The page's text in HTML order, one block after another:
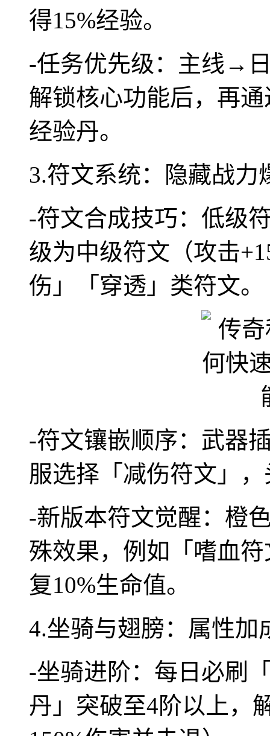
得15%经验。
-任务优先级：主线→
解锁核心功能后，再
经验丹。
3.符文系统：隐藏战力
-符文合成技巧：低级
级为中级符文（攻击
伤」「穿透」类符文。
-符文镶嵌顺序：武器
服选择「减伤符文」
-新版本符文觉醒：橙
殊效果，例如「嗜血
复10%生命值。
4.坐骑与翅膀：属性加
-坐骑进阶：每日必刷
丹」突破至4阶以上，